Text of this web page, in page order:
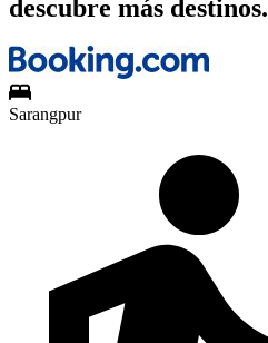
descubre más destinos.
Sarangpur